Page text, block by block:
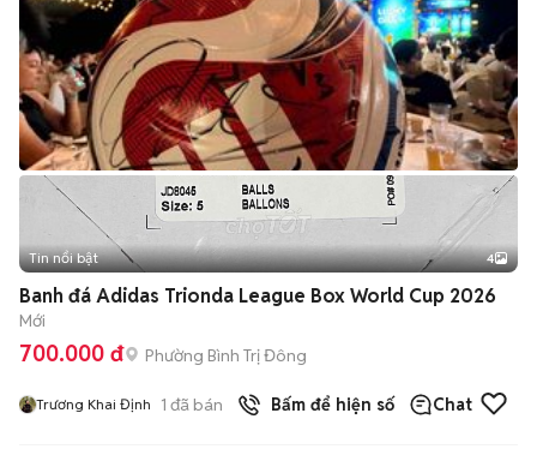
Tin nổi bật 4
Banh đá Adidas Trionda League Box World Cup 2026
Mới
700.000 đ Phường Bình Trị Đông
Trương Khai Định 1 đã bán Bấm để hiện số Chat